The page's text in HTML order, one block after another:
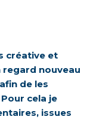
créative et
regard nouveau
de les
cela je
issues